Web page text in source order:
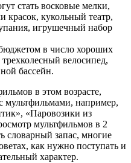
стать восковые мелки,
красок, кукольный театр,
игрушечный набор
в число хороших
велосипед,
бассейн.
в этом возрасте,
мультфильмами, например,
«Паровозики из
мультфильмов в 2
словарный запас, многие
как нужно поступать и
характер.